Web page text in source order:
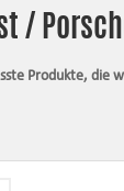
/
Produkte, die
haben
Die Artikel